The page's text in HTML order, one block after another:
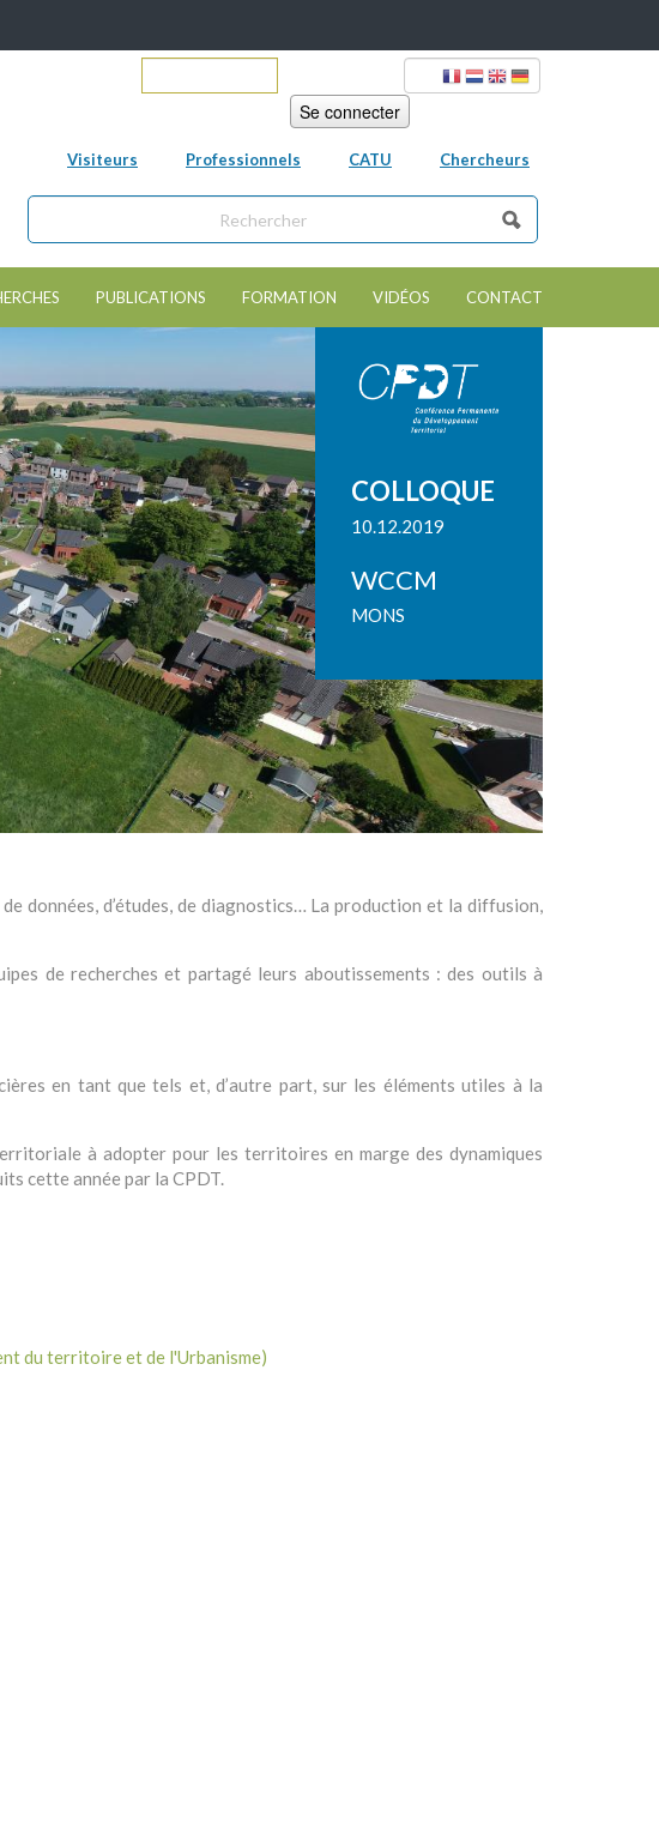
Visiteurs Professionnels CATU Chercheurs
Formulaire de recherche
Chercher dans ce site
PUBLICATIONS FORMATION VIDÉOS CONTACT
COLLOQUE
10.12.2019
WCCM
MONS
données, d’études, de diagnostics… La production et la diffusion,
de recherches et partagé leurs aboutissements : des outils à
en tant que tels et, d’autre part, sur les éléments utiles à la
à adopter pour les territoires en marge des dynamiques
cette année par la CPDT.
du territoire et de l'Urbanisme)